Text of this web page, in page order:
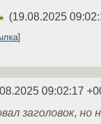
(19.08.2025
09:02:17
заголовок, но